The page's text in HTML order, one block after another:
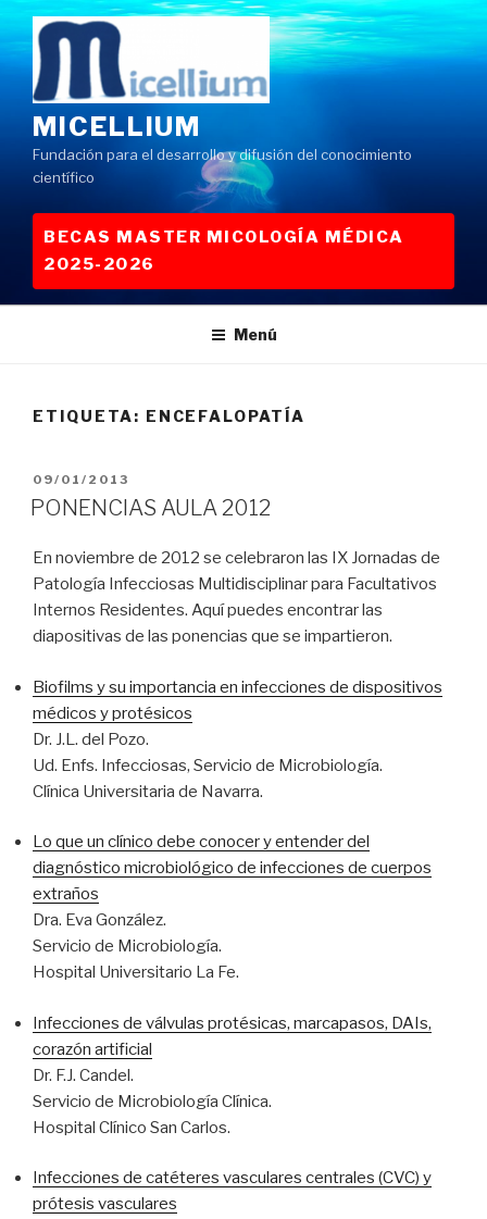
Saltar
al
contenido
MICELLIUM
Fundación para el desarrollo y difusión del conocimiento
científico
BECAS MASTER MICOLOGÍA MÉDICA
2025-2026
Menú
ETIQUETA: ENCEFALOPATÍA
PUBLICADO
EL
09/01/2013
PONENCIAS AULA 2012
En noviembre de 2012 se celebraron las IX Jornadas de
Patología Infecciosas Multidisciplinar para Facultativos
Internos Residentes. Aquí puedes encontrar las
diapositivas de las ponencias que se impartieron.
Biofilms y su importancia en infecciones de dispositivos
médicos y protésicos
Dr. J.L. del Pozo.
Ud. Enfs. Infecciosas, Servicio de Microbiología.
Clínica Universitaria de Navarra.
Lo que un clínico debe conocer y entender del
diagnóstico microbiológico de infecciones de cuerpos
extraños
Dra. Eva González.
Servicio de Microbiología.
Hospital Universitario La Fe.
Infecciones de válvulas protésicas, marcapasos, DAIs,
corazón artificial
Dr. F.J. Candel.
Servicio de Microbiología Clínica.
Hospital Clínico San Carlos.
Infecciones de catéteres vasculares centrales (CVC) y
prótesis vasculares